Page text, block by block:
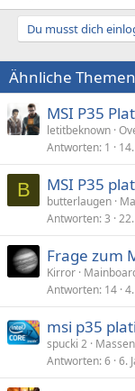
Du musst dich
Ähnliche Themen
MSI P35
letitbeknown
Antworten 1
B MSI P35
butterlaugen
Antworten 3
Frage zum
Kirror
Antworten 14
msi p35
spucki 2
Antworten 6 6.